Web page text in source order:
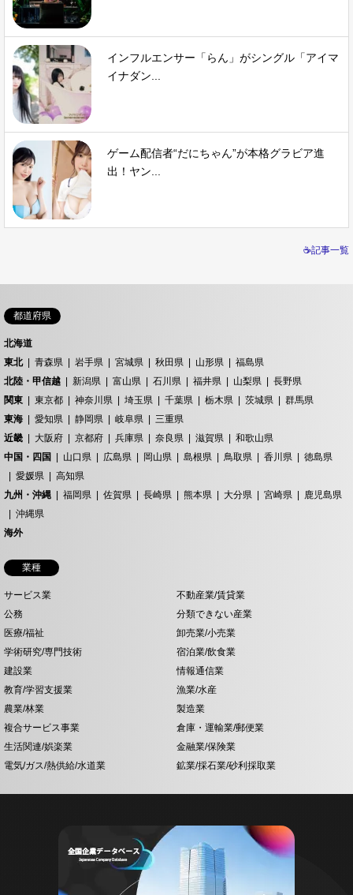
インフルエンサー「らん」がシングル「アイマ
イナダン...
ゲーム配信者“だにちゃん”が本格グラビア進
出！ヤン...
☕記事一覧
都道府県
北海道
東北
青森県 岩手県 宮城県 秋田県 山形県
福島県
北陸・甲信越
新潟県 富山県 石川県 福井県 山梨県
長野県
関東
東京都 神奈川県 埼玉県 千葉県 栃木県 茨城県
群馬県
東海
愛知県 静岡県 岐阜県
三重県
近畿
大阪府 京都府 兵庫県 奈良県 滋賀県
和歌山県
中国・四国
山口県 広島県 岡山県 島根県 鳥取県 香川県
徳島県
愛媛県
高知県
九州・沖縄
福岡県 佐賀県 長崎県 熊本県 大分県 宮崎県
鹿児島県
沖縄県
海外
業種
サービス業
不動産業/賃貸業
公務
分類できない産業
医療/福祉
卸売業/小売業
学術研究/専門技術
宿泊業/飲食業
建設業
情報通信業
教育/学習支援業
漁業/水産
農業/林業
製造業
複合サービス事業
倉庫・運輸業/郵便業
生活関連/娯楽業
金融業/保険業
電気/ガス/熱供給/水道業
鉱業/採石業/砂利採取業